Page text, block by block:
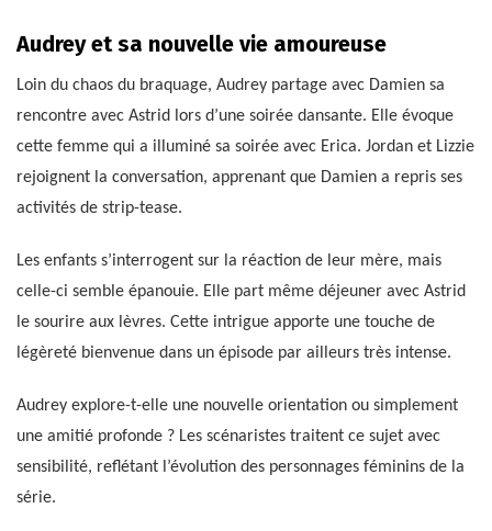
Audrey et sa nouvelle vie amoureuse
Loin du chaos du braquage, Audrey partage avec Damien sa
rencontre avec Astrid lors d’une soirée dansante. Elle évoque
cette femme qui a illuminé sa soirée avec Erica. Jordan et Lizzie
rejoignent la conversation, apprenant que Damien a repris ses
activités de strip-tease.
Les enfants s’interrogent sur la réaction de leur mère, mais
celle-ci semble épanouie. Elle part même déjeuner avec Astrid
le sourire aux lèvres. Cette intrigue apporte une touche de
légèreté bienvenue dans un épisode par ailleurs très intense.
Audrey explore-t-elle une nouvelle orientation ou simplement
une amitié profonde ? Les scénaristes traitent ce sujet avec
sensibilité, reflétant l’évolution des personnages féminins de la
série.